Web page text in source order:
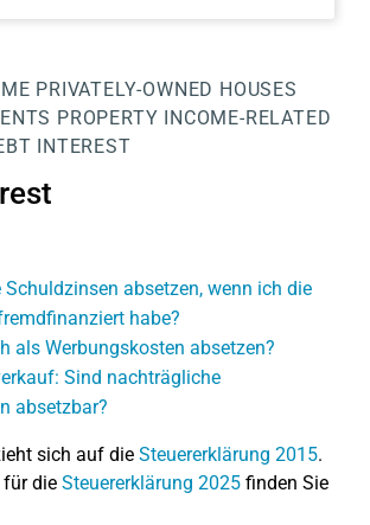
PRIVATELY-OWNED HOUSES
PROPERTY INCOME-RELATED
INTEREST
Schuldzinsen absetzen, wenn ich die
habe?
als Werbungskosten absetzen?
Sind nachträgliche
absetzbar?
sich auf die Steuererklärung 2015.
für die Steuererklärung 2025 finden Sie